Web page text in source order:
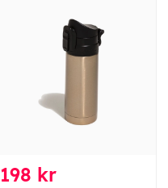
198 kr